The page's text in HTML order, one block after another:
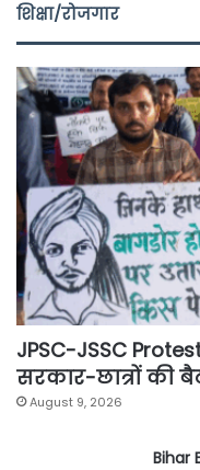
शिक्षा/रोजगार
JPSC-JSSC Protest:
सरकार-छात्रों की
August 9, 2026
Bihar